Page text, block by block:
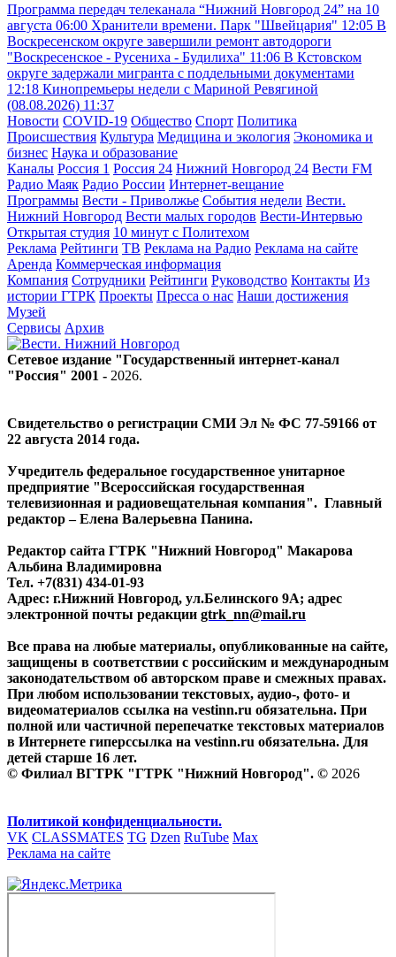
Программа передач телеканала “Нижний Новгород 24” на 10
августа 06:00 Хранители времени. Парк "Швейцария" 12:05 В
Воскресенском округе завершили ремонт автодороги
"Воскресенское - Русениха - Будилиха" 11:06 В Кстовском
округе задержали мигранта с поддельными документами
12:18 Кинопремьеры недели с Мариной Ревягиной
(08.08.2026) 11:37
Новости COVID-19 Общество Спорт Политика
Происшествия Культура Медицина и экология Экономика и
бизнес Наука и образование
Каналы Россия 1 Россия 24 Нижний Новгород 24 Вести FM
Радио Маяк Радио России Интернет-вещание
Программы Вести - Приволжье События недели Вести.
Нижний Новгород Вести малых городов Вести-Интервью
Открытая студия 10 минут с Политехом
Реклама Рейтинги ТВ Реклама на Радио Реклама на сайте
Аренда Коммерческая информация
Компания Сотрудники Рейтинги Руководство Контакты Из
истории ГТРК Проекты Пресса о нас Наши достижения
Музей
Сервисы Архив
Сетевое издание "Государственный интернет-канал
"Россия" 2001 - 2026.
Свидетельство о регистрации СМИ Эл № ФС 77-59166 от
22 августа 2014 года.
Учредитель федеральное государственное унитарное
предприятие "Всероссийская государственная
телевизионная и радиовещательная компания". Главный
редактор – Елена Валерьевна Панина.
Редактор сайта ГТРК "Нижний Новгород" Макарова
Альбина Владимировна
Тел. +7(831) 434-01-93
Адрес: г.Нижний Новгород, ул.Белинского 9А; адрес
электронной почты редакции gtrk_nn@mail.ru
Все права на любые материалы, опубликованные на сайте,
защищены в соответствии с российским и международным
законодательством об авторском праве и смежных правах.
При любом использовании текстовых, аудио-, фото- и
видеоматериалов ссылка на vestinn.ru обязательна. При
полной или частичной перепечатке текстовых материалов
в Интернете гиперссылка на vestinn.ru обязательна. Для
детей старше 16 лет.
© Филиал ВГТРК "ГТРК "Нижний Новгород". © 2026
Политикой конфиденциальности.
VK CLASSMATES TG Dzen RuTube Max
Реклама на сайте